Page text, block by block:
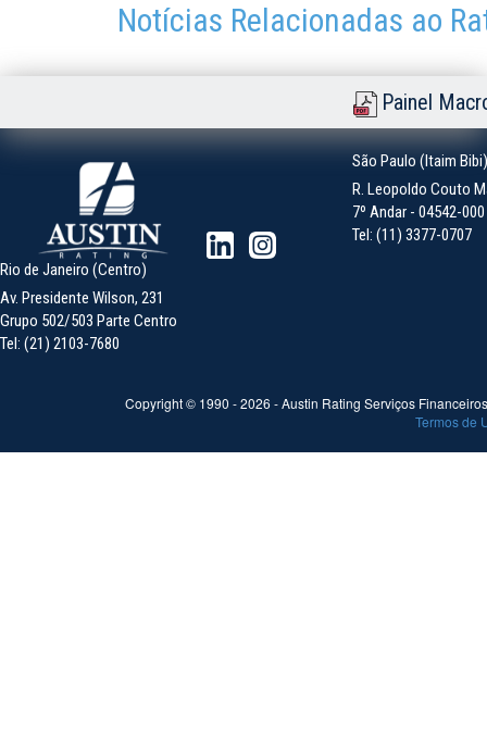
Notícias Relacionadas ao
Painel
São Paulo (Itaim Bibi)
R. Leopoldo Couto
7º Andar - 04542-
Tel: (11) 3377-0707
Rio de Janeiro (Centro)
Av. Presidente Wilson, 231
Grupo 502/503 Parte Centro
Tel: (21) 2103-7680
Copyright © 1990 -2026 - Austin Rating Serviços
Termos de